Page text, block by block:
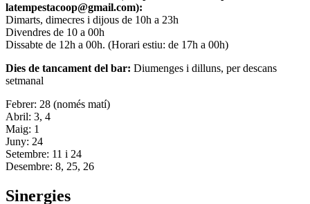
latempestacoop@gmail.com):
Dimarts, dimecres i dijous de 10h a 23h
Divendres de 10 a 00h
Dissabte de 12h a 00h. (Horari estiu: de 17h a 00h)
Dies de tancament del bar: Diumenges i dilluns, per descans
setmanal
Febrer: 28 (només matí)
Abril: 3, 4
Maig: 1
Juny: 24
Setembre: 11 i 24
Desembre: 8, 25, 26
Sinergies